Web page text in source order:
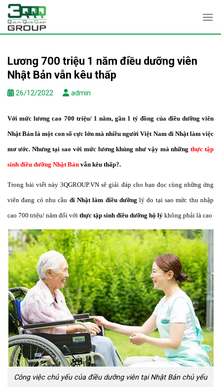
Skip
content
Lương 700 triệu 1 năm điều dưỡng viên
Nhật Bản vẫn kêu thấp
26/12/2022 admin
Với mức lương cao 700 triệu/ 1 năm, gần 1 tỷ đồng của điều dưỡng viên
Nhật Bản là một con số cực lớn mà nhiều người Việt Nam đi Nhật làm việc
mơ ước. Nhưng tại sao với mức lương khủng như vậy mà nhữngthực tập
sinh điều dưỡng Nhật Bản vẫn kêu thấp?.
Trong bài viết này 3QGROUP.VN sẽ giải đáp cho bạn đọc cùng những ứng
viên đang có nhu cầu đi Nhật làm điều dưỡng lý do tại sao mức thu nhập
cao 700 triệu/ năm đối với thực tập sinh điều dưỡng hộ lý không phải là cao
Công việc chủ yếu của điều dưỡng viên tại Nhật Bản chủ yếu